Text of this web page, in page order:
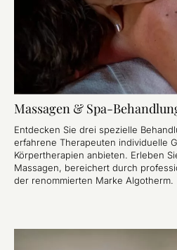
Massagen & Spa-
Entdecken Sie drei spezielle
erfahrene Therapeuten individuelle
Körpertherapien anbieten. Erleben
Massagen, bereichert durch
der renommierten Marke Algotherm.